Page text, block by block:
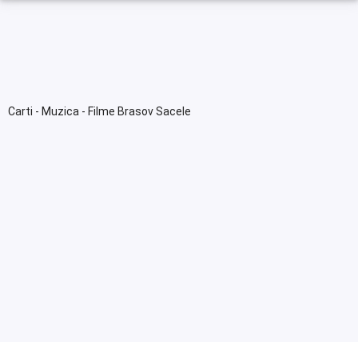
Carti - Muzica - Filme Brasov Sacele